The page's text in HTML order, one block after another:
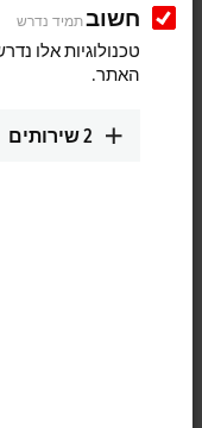
components,
panel PCs. A special
between the
in this video.
חשובתמיד נדרש
טכנולוגיות אלו
האתר.
2שירותים